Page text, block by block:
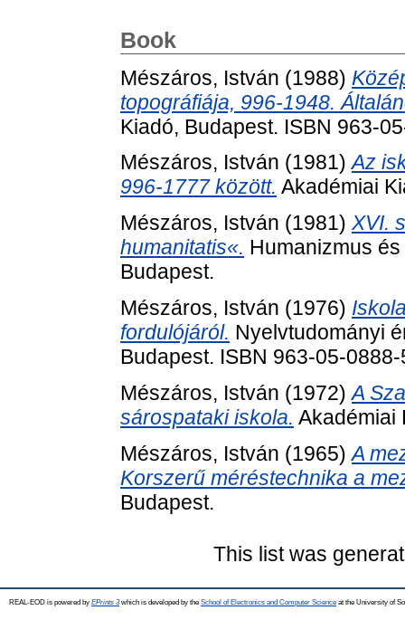
Book
Mészáros, István (1988)
topográfiája, 996-1948.
Kiadó, Budapest. ISBN 963-
Mészáros, István (1981)Az
996-1777 között. Akadémiai
Mészáros, István (1981) XVI.
humanitatis«. Humanizmus
Budapest.
Mészáros, István (1976)
fordulójáról. Nyelvtudományi
Budapest. ISBN 963-05-0888-
Mészáros, István (1972)A
sárospataki iskola. Akadémiai
Mészáros, István (1965)A
Korszerű méréstechnika a
Budapest.
This list was
REAL-EOD is powered by EPrints 3which is developed by the School of Electronics and Computer Science at the University of